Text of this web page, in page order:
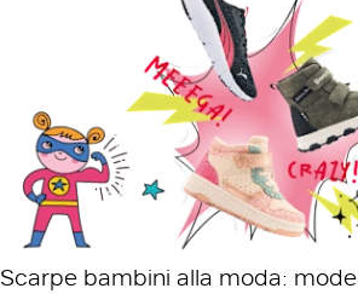
Scarpe bambini alla moda: